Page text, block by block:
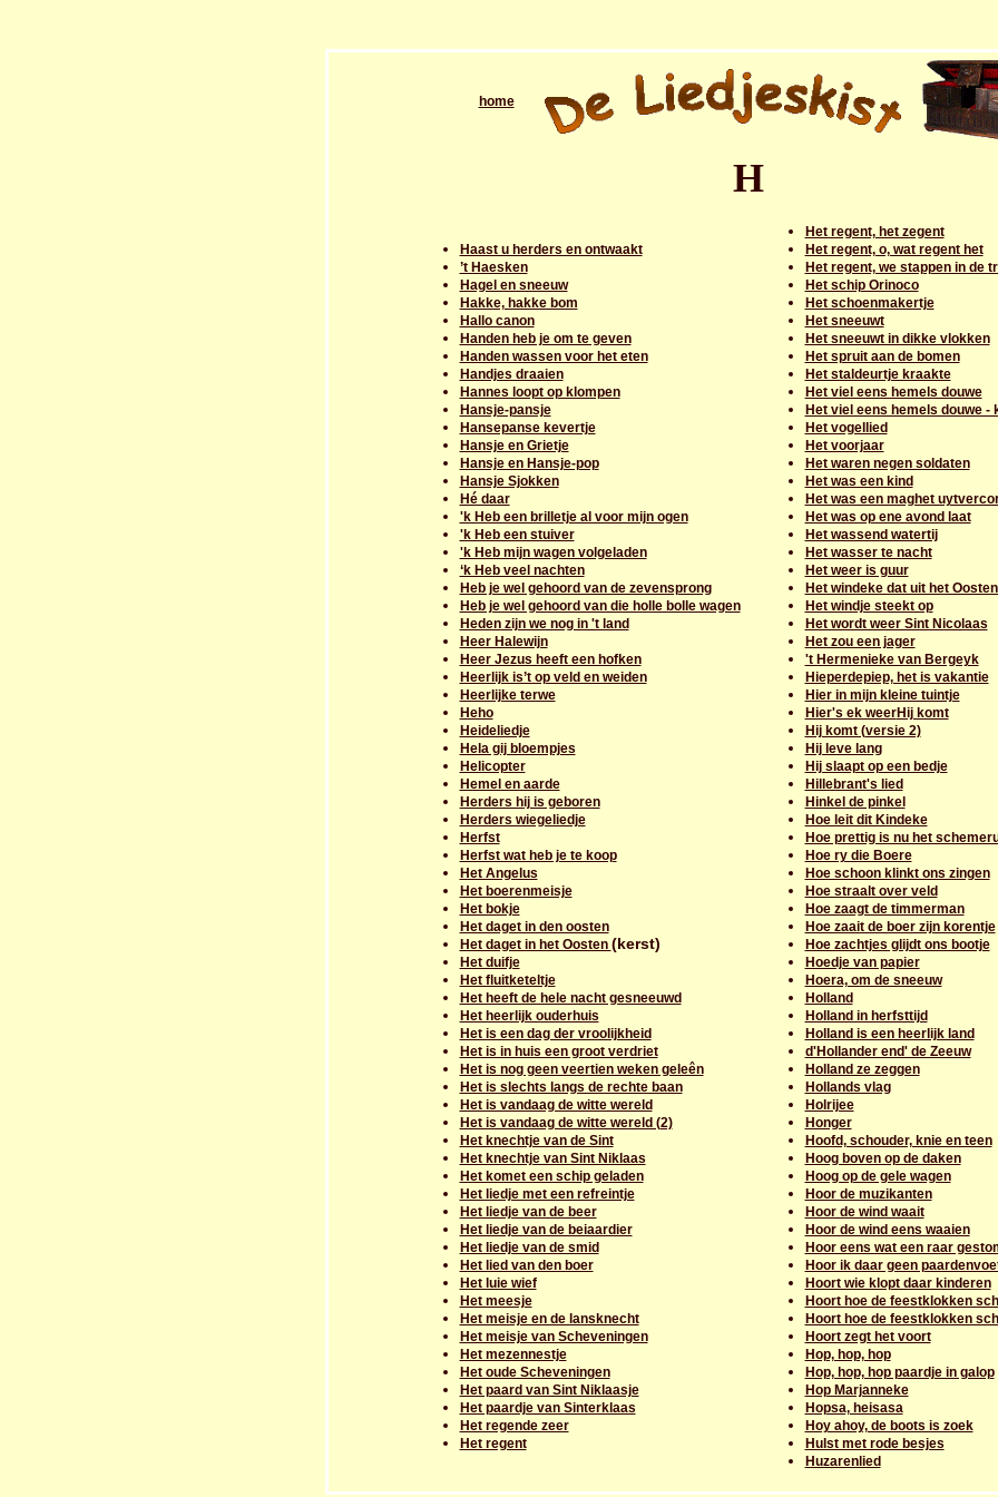
home
H
Haast u herders en ontwaakt
’t Haesken
Hagel en sneeuw
Hakke, hakke bom
Hallo canon
Handen heb je om te geven
Handen wassen voor het eten
Handjes draaien
Hannes loopt op klompen
Hansje-pansje
Hansepanse kevertje
Hansje en Grietje
Hansje en Hansje-pop
Hansje Sjokken
Hé daar
'k Heb een brilletje al voor mijn ogen
'k Heb een stuiver
'k Heb mijn wagen volgeladen
‘k Heb veel nachten
Heb je wel gehoord van de zevensprong
Heb je wel gehoord van die holle bolle wagen
Heden zijn we nog in 't land
Heer Halewijn
Heer Jezus heeft een hofken
Heerlijk is’t op veld en weiden
Heerlijke terwe
Heho
Heideliedje
Hela gij bloempjes
Helicopter
Hemel en aarde
Herders hij is geboren
Herders wiegeliedje
Herfst
Herfst wat heb je te koop
Het Angelus
Het boerenmeisje
Het bokje
Het daget in den oosten
Het daget in het Oosten (kerst)
Het duifje
Het fluitketeltje
Het heeft de hele nacht gesneeuwd
Het heerlijk ouderhuis
Het is een dag der vroolijkheid
Het is in huis een groot verdriet
Het is nog geen veertien weken geleên
Het is slechts langs de rechte baan
Het is vandaag de witte wereld
Het is vandaag de witte wereld (2)
Het knechtje van de Sint
Het knechtje van Sint Niklaas
Het komet een schip geladen
Het liedje met een refreintje
Het liedje van de beer
Het liedje van de beiaardier
Het liedje van de smid
Het lied van den boer
Het luie wief
Het meesje
Het meisje en de lansknecht
Het meisje van Scheveningen
Het mezennestje
Het oude Scheveningen
Het paard van Sint Niklaasje
Het paardje van Sinterklaas
Het regende zeer
Het regent
Het regent, het zegent
Het regent, o, wat regent het
Het regent, we stappen in de
Het schip Orinoco
Het schoenmakertje
Het sneeuwt
Het sneeuwt in dikke vlokken
Het spruit aan de bomen
Het staldeurtje kraakte
Het viel eens hemels douwe
Het viel eens hemels douwe -
Het vogellied
Het voorjaar
Het waren negen soldaten
Het was een kind
Het was een maghet
Het was op ene avond laat
Het wassend watertij
Het wasser te nacht
Het weer is guur
Het windeke dat uit het
Het windje steekt op
Het wordt weer Sint Nicolaas
Het zou een jager
't Hermenieke van Bergeyk
Hieperdepiep, het is vakantie
Hier in mijn kleine tuintje
Hier's ek weerHij komt
Hij komt (versie 2)
Hij leve lang
Hij slaapt op een bedje
Hillebrant's lied
Hinkel de pinkel
Hoe leit dit Kindeke
Hoe prettig is nu het
Hoe ry die Boere
Hoe schoon klinkt ons zingen
Hoe straalt over veld
Hoe zaagt de timmerman
Hoe zaait de boer zijn korentje
Hoe zachtjes glijdt ons bootje
Hoedje van papier
Hoera, om de sneeuw
Holland
Holland in herfsttijd
Holland is een heerlijk land
d'Hollander end' de Zeeuw
Holland ze zeggen
Hollands vlag
Holrijee
Honger
Hoofd, schouder, knie en teen
Hoog boven op de daken
Hoog op de gele wagen
Hoor de muzikanten
Hoor de wind waait
Hoor de wind eens waaien
Hoor eens wat een raar
Hoor ik daar geen
Hoort wie klopt daar kinderen
Hoort hoe de feestklokken
Hoort hoe de feestklokken
Hoort zegt het voort
Hop, hop, hop
Hop, hop, hop paardje in galop
Hop Marjanneke
Hopsa, heisasa
Hoy ahoy, de boots is zoek
Hulst met rode besjes
Huzarenlied